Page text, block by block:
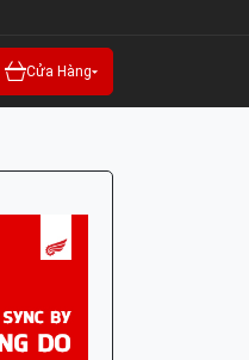
Cửa Hàng